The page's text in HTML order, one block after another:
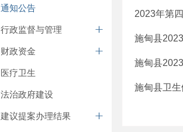
通知公告
行政监督与管理
财政资金
医疗卫生
法治政府建设
建议提案办理结果
2023年第
施甸县
施甸县
施甸县卫